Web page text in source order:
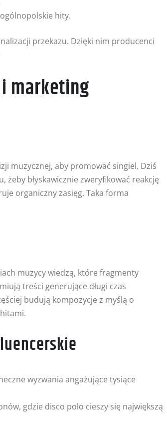
hity.
przekazu. Dzięki nim producenci
marketing
muzycznej, aby promować singiel. Dziś
błyskawicznie zweryfikować reakcję
organiczny zasięg. Taka forma
muzycy wiedzą, które fragmenty
treści generujące długi czas
budują kompozycje z myślą o
wyzwania angażujące tysiące
gdzie disco polo cieszy się największą